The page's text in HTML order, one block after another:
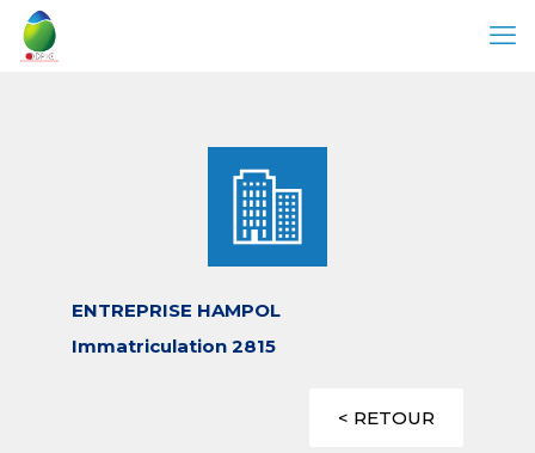
ENTREPRISE HAMPOL
Immatriculation 2815
< RETOUR